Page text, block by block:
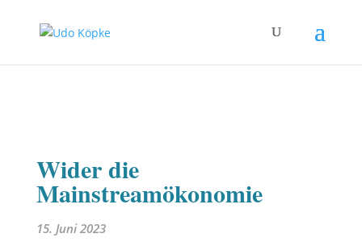
Wider die
Mainstreamökonomie
15. Juni 2023